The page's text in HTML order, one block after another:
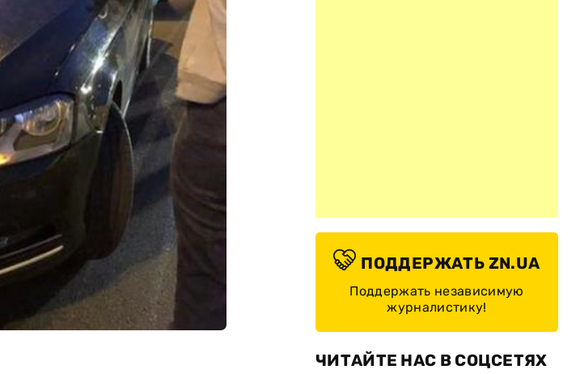
ПОДДЕРЖАТЬ ZN.UA
Поддержать независимую
журналистику!
ЧИТАЙТЕ НАС В СОЦСЕТЯХ